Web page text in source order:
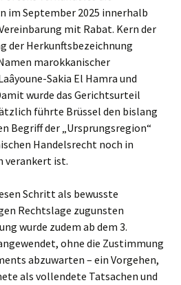
im September 2025 innerhalb
mit Rabat. Kern der
der Herkunftsbezeichnung
marokkanischer
Sakia El Hamra und
wurde das Gerichtsurteil
führte Brüssel den bislang
Begriff der „Ursprungsregion“
Handelsrecht noch in
verankert ist.
Schritt als bewusste
Rechtslage zugunsten
wurde zudem ab dem 3.
ohne die Zustimmung
abzuwarten – ein Vorgehen,
als vollendete Tatsachen und